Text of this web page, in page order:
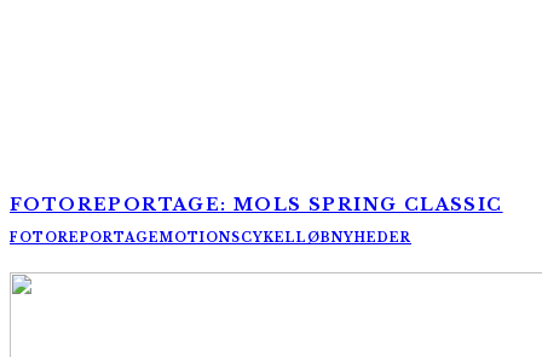
FOTOREPORTAGE: MOLS SPRING CLASSIC
FOTOREPORTAGEMOTIONSCYKELLØBNYHEDER